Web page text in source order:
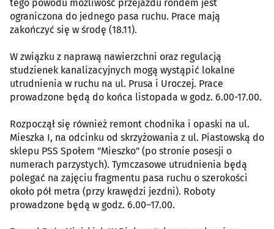
tego powodu możliwość przejazdu rondem jest
ograniczona do jednego pasa ruchu. Prace mają
zakończyć się w środę (18.11).
W związku z naprawą nawierzchni oraz regulacją
studzienek kanalizacyjnych mogą wystąpić lokalne
utrudnienia w ruchu na ul. Prusa i Uroczej. Prace
prowadzone będą do końca listopada w godz. 6.00-17.00.
Rozpoczął się również remont chodnika i opaski na ul.
Mieszka I, na odcinku od skrzyżowania z ul. Piastowską do
sklepu PSS Społem "Mieszko" (po stronie posesji o
numerach parzystych). Tymczasowe utrudnienia będą
polegać na zajęciu fragmentu pasa ruchu o szerokości
około pół metra (przy krawędzi jezdni). Roboty
prowadzone będą w godz. 6.00–17.00.